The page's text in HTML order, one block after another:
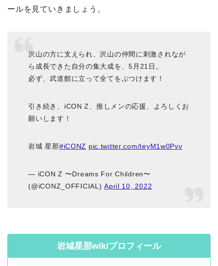
ールを見ていきましょう。
沢山の方に支えられ、沢山の仲間に刺激されなが
ら成長できた自分の集大成を、5月21日。
必ず、武道館に立って全てをぶつけます！
引き続き、iCON Z、推しメンの応援、よろしくお
願いします！
岩城 星那#iCONZ pic.twitter.com/teyM1w0Pvv
— iCON Z 〜Dreams For Children〜
(@iCONZ_OFFICIAL)April 10, 2022
岩城星那wikiプロフィール